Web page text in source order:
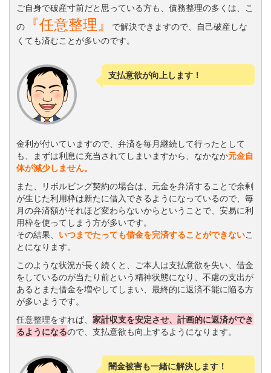
ご自身で破産寸前だと思っている方も、債務整理の多くは、こ
の『任意整理』
で解決できますので、自己破産しな
くても済むことが多いのです。
支払意欲が向上します！
金利が付いていますので、弁済を毎月継続して行ったとして
も、まずは利息に充当されてしまいますから、なかなか元金自
体が減少しません。
また、リボルビング契約の場合は、元金を弁済することで余剰
が生じた利用枠は新たに借入できるようになっているので、毎
月の弁済額がそれほど変わらないからということで、安易に利
用枠を使ってしまう方が多いです。
その結果、 いつまでたっても借金を完済することができないこ
とになります。
このような状況が長く続くと、ご本人は支払意欲を失い、借金
をしているのが当たり前という精神状態になり、不慮の支出が
あるとまた借金を増やしてしまい、最終的に返済不能に陥る方
が多いようです。
任意整理をすれば、 家計収支を安定させ、計画的に返済ができ
るようになるので、支払意欲も向上するようになります。
闇金被害も一緒に解決します！